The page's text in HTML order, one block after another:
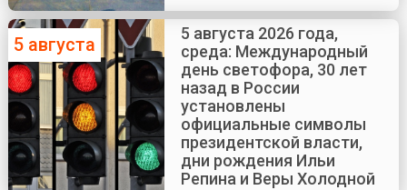
5 августа
5 августа 2026 года,
среда: Международный
день светофора, 30 лет
назад в России
установлены
официальные символы
президентской власти,
дни рождения Ильи
Репина и Веры Холодной